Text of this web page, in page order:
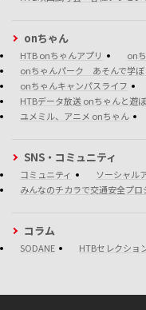
onちゃん
HTB onちゃんアプリ on
onちゃんパーク あそんで学ぼ
onちゃんキャンパスライフ
HTBデータ放送 onちゃんと遊
ユメミル、アニメ onちゃん
SNS・コミュニティ
コミュニティ ソーシャル
みんなのチカラで交通安全プロ
コラム
SODANE HTBセレクショ